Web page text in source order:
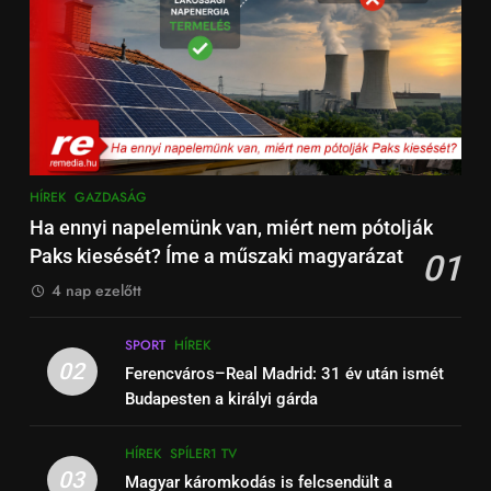
8
Arsenal – PSG Bajnokok Ligája
focimeccs döntő Budapesten
FOCI-VB-2026 HÍREK
9
Santiago Bernabéu a világ egyik
legmodernebb arénájává?
HÍREK NATGEO TV
Liverpool – PSG: sztárcsapatok
csatája a Bajnokok Ligájában
ÉLŐ FÜGGETLEN
11
HÍREK GAZDASÁG
Ha ennyi napelemünk van, miért nem pótolják
Paks kiesését? Íme a műszaki magyarázat
01
4 nap ezelőtt
02
SPORT HÍREK
Ferencváros–Real Madrid: 31 év után ismét
Budapesten a királyi gárda
03
HÍREK SPÍLER1 TV
Magyar káromkodás is felcsendült a
önmagunkhoz
17
Work‑life integration: a munka
és a magánélet új egyensúlya a
fiataloknál
ÉLETSTÍLUS
18
Családpolitikai nagyágyú:
Tényleg Európa legnagyobb
adókedvezménye jött most el?
Kedves John! 2010 Film –
Érmékbe zárt szeretet: A
motívum
2